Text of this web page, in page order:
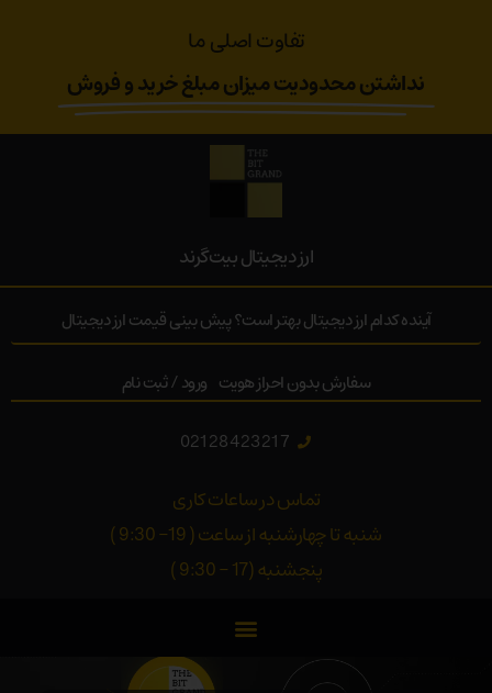
تفاوت اصلی ما
نداشتن محدودیت میزان مبلغ خرید و فروش
ارز‌ دیجیتال بیت‌گرند
آینده کدام ارز دیجیتال بهتر است؟ پیش بینی قیمت ارز دیجیتال
سفارش بدون احراز هویت ورود / ثبت نام
02128423217
تماس در ساعات کاری
شنبه تا چهارشنبه از ساعت ( 19- 9:30 )
پنجشنبه (17 - 9:30 )